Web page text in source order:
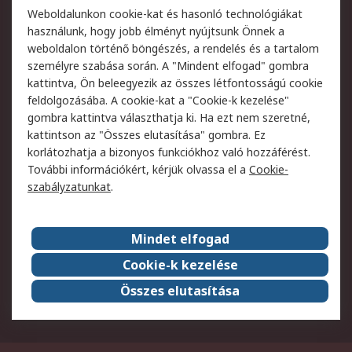
Szolgáltatások
Jogi
Adatvédelmi
szabályzat
Az RS értékesítési
feltételei
Cookie szabályzat
Email biztonság
Webhelyre vonatkozó
feltételek
Weboldal felhasználói
szabályzata
Képviseletek
Rólunk
Vállalatcsoport
Karrier
Díjak és elismerések
ESG globális célok
Weboldalunkon cookie-kat és hasonló technológiákat
használunk, hogy jobb élményt nyújtsunk Önnek a
weboldalon történő böngészés, a rendelés és a tartalom
személyre szabása során. A "Mindent elfogad" gombra
kattintva, Ön beleegyezik az összes létfontosságú cookie
feldolgozásába. A cookie-kat a "Cookie-k kezelése"
gombra kattintva választhatja ki. Ha ezt nem szeretné,
kattintson az "Összes elutasítása" gombra. Ez
korlátozhatja a bizonyos funkciókhoz való hozzáférést.
További információkért, kérjük olvassa el a Cookie-
szabályzatunkat.
Mindet elfogad
Cookie-k kezelése
Összes elutasítása